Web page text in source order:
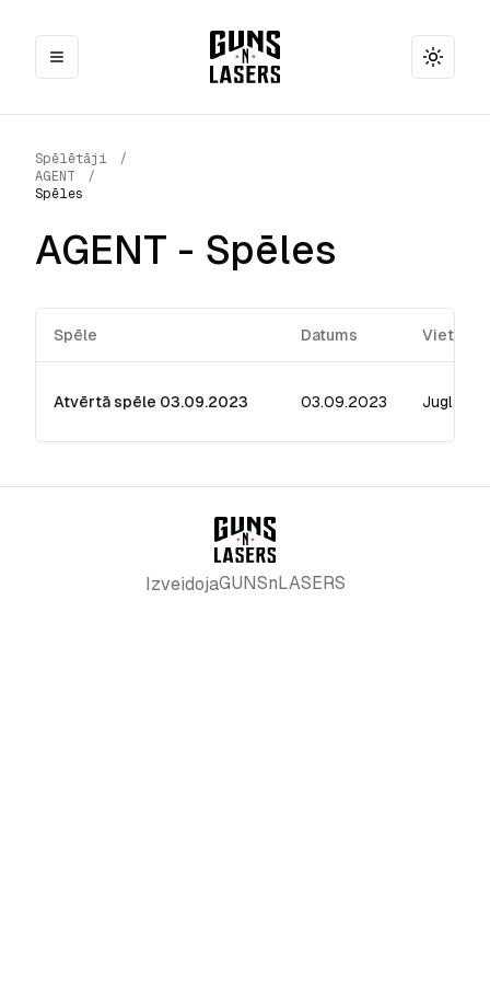
Toggle
Spēlētāji
/
AGENT
/
Spēles
AGENT - Spēles
Spēle Datums Vieta
Atvērtā spēle 03.09.2023 03.09.2023 Jugla
IzveidojaGUNSnLASERS